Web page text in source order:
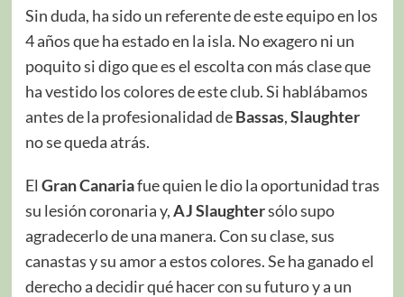
Sin duda, ha sido un referente de este equipo en los
4 años que ha estado en la isla. No exagero ni un
poquito si digo que es el escolta con más clase que
ha vestido los colores de este club. Si hablábamos
antes de la profesionalidad deBassas,Slaughter
no se queda atrás.
El Gran Canariafue quien le dio la oportunidad tras
su lesión coronaria y,AJ Slaughtersólo supo
agradecerlo de una manera. Con su clase, sus
canastas y su amor a estos colores. Se ha ganado el
derecho a decidir qué hacer con su futuro y a un